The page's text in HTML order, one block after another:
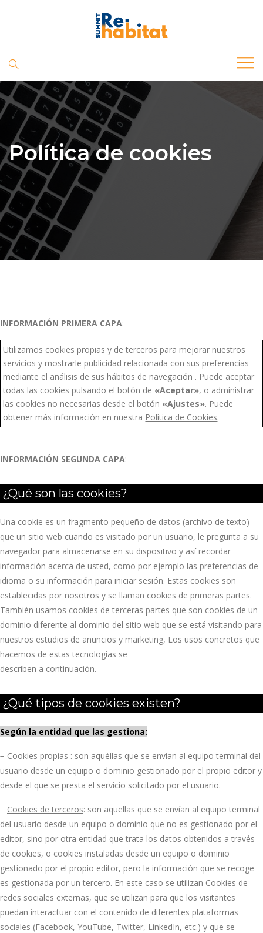
Política de cookies
INFORMACIÓN PRIMERA CAPA:
Utilizamos cookies propias y de terceros para mejorar nuestros
servicios y mostrarle publicidad relacionada con sus preferencias
mediante el análisis de sus hábitos de navegación . Puede aceptar
todas las cookies pulsando el botón de «Aceptar», o administrar
las cookies no necesarias desde el botón «Ajustes». Puede
obtener más información en nuestra Política de Cookies.
INFORMACIÓN SEGUNDA CAPA:
¿Qué son las cookies?
Una cookie es un fragmento pequeño de datos (archivo de texto)
que un sitio web cuando es visitado por un usuario, le pregunta a su
navegador para almacenarse en su dispositivo y así recordar
información acerca de usted, como por ejemplo las preferencias de
idioma o su información para iniciar sesión. Estas cookies son
establecidas por nosotros y se llaman cookies de primeras partes.
También usamos cookies de terceras partes que son cookies de un
dominio diferente al dominio del sitio web que se está visitando para
nuestros estudios de anuncios y marketing, Los usos concretos que
hacemos de estas tecnologías se
describen a continuación.
¿Qué tipos de cookies existen?
Según la entidad que las gestiona:
− Cookies propias : son aquéllas que se envían al equipo terminal del
usuario desde un equipo o dominio gestionado por el propio editor y
desde el que se presta el servicio solicitado por el usuario.
− Cookies de terceros: son aquellas que se envían al equipo terminal
del usuario desde un equipo o dominio que no es gestionado por el
editor, sino por otra entidad que trata los datos obtenidos a través
de cookies, o cookies instaladas desde un equipo o dominio
gestionado por el propio editor, pero la información que se recoge
es gestionada por un tercero. En este caso se utilizan Cookies de
redes sociales externas, que se utilizan para que los visitantes
puedan interactuar con el contenido de diferentes plataformas
sociales (Facebook, YouTube, Twitter, LinkedIn, etc.) y que se